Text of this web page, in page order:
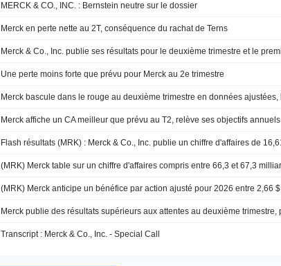
MERCK & CO., INC. : Bernstein neutre sur le dossier
Merck en perte nette au 2T, conséquence du rachat de Terns
Une perte moins forte que prévu pour Merck au 2e trimestre
Merck affiche un CA meilleur que prévu au T2, relève ses objectifs annuels
Transcript : Merck & Co., Inc. - Special Call